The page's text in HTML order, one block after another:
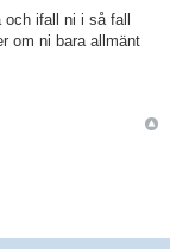
ifall ni i så fall
om ni bara allmänt